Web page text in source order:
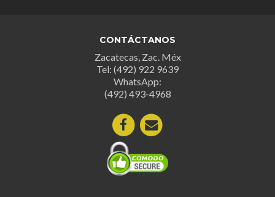
pueden
elegir
en
la
de
producto
CONTÁCTANOS
Zacatecas, Zac. Méx
Tel: (492) 922 9639
WhatsApp:
(492) 493-4968